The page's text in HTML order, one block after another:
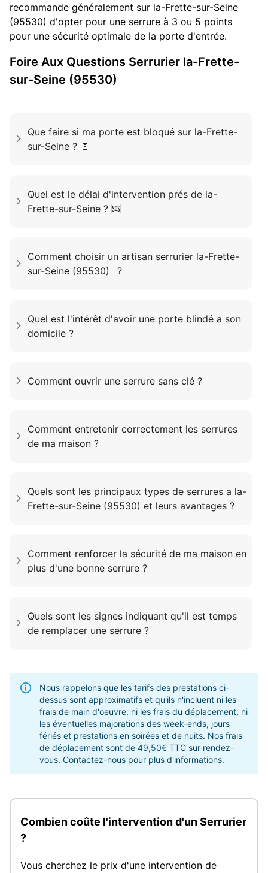
recommande généralement sur la-Frette-sur-Seine
(95530) d'opter pour une serrure à 3 ou 5 points
pour une sécurité optimale de la porte d'entrée.
Foire Aux Questions Serrurier la-Frette-
sur-Seine (95530)
Que faire si ma porte est bloqué sur la-Frette-
sur-Seine ? 🚪
Quel est le délai d'intervention prés de la-
Frette-sur-Seine ? 🆘
Comment choisir un artisan serrurier la-Frette-
sur-Seine (95530) ?
Quel est l'intérêt d'avoir une porte blindé a son
domicile ?
Comment ouvrir une serrure sans clé ?
Comment entretenir correctement les serrures
de ma maison ?
Quels sont les principaux types de serrures a la-
Frette-sur-Seine (95530) et leurs avantages ?
Comment renforcer la sécurité de ma maison en
plus d'une bonne serrure ?
Quels sont les signes indiquant qu'il est temps
de remplacer une serrure ?
Nous rappelons que les tarifs des prestations ci-
dessus sont approximatifs et qu'ils n'incluent ni les
frais de main d'oeuvre, ni les frais du déplacement, ni
les éventuelles majorations des week-ends, jours
fériés et prestations en soirées et de nuits. Nos frais
de déplacement sont de 49,50€ TTC sur rendez-
vous. Contactez-nous pour plus d'informations.
Combien coûte l'intervention d'un Serrurier
?
Vous cherchez le prix d'une intervention de